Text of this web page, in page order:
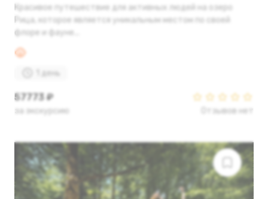
Красивое путешествие для активных людей на озеро
Рица, которое является уникальным местом по своей
флоре и фауне...
1 день
57773 ₽
за экскурсию Отзывов нет